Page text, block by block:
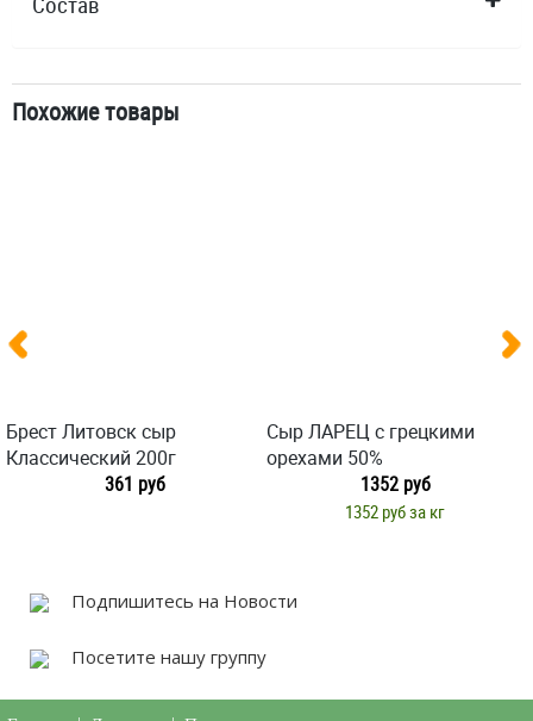
Похожие товары
Брест Литовск сыр
Классический 200г
361 руб
Сыр ЛАРЕЦ с грецкими
орехами 50%
1352 руб
1352 руб за кг
Подпишитесь на Новости
Посетите нашу группу